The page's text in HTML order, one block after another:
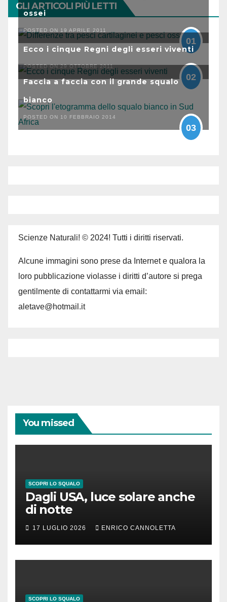
GLI ARTICOLI PIÙ LETTI
ossei
POSTED ON 19 APRILE 2011
01
Ecco i cinque Regni degli esseri viventi
POSTED ON 29 OTTOBRE 2011
02
Faccia a faccia con il grande squalo
bianco
POSTED ON 10 FEBBRAIO 2014
03
Scienze Naturali! © 2024! Tutti i diritti riservati.
Alcune immagini sono prese da Internet e qualora la
loro pubblicazione violasse i diritti d’autore si prega
gentilmente di contattarmi via email:
aletave@hotmail.it
You missed
SCOPRI LO SQUALO
Dagli USA, luce solare anche
di notte
17 LUGLIO 2026 ENRICO CANNOLETTA
SCOPRI LO SQUALO